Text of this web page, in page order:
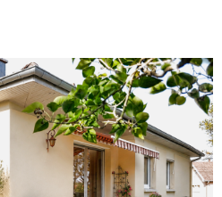
NOS
Surface
SURFACE
Pièces
PIÈCES
RÉFÉRENCE
PLUS DE CRITÈRES
RECHERCHER